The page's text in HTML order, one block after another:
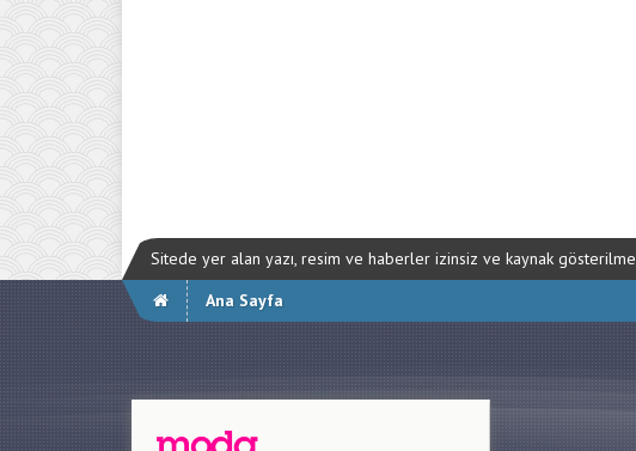
Sitede yer alan yazı, resim ve haberler izinsiz ve kaynak
Ana Sayfa